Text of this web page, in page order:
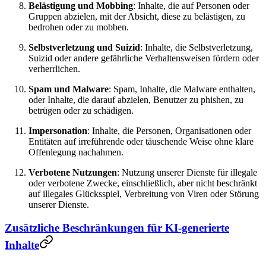
Belästigung und Mobbing: Inhalte, die auf Personen oder
Gruppen abzielen, mit der Absicht, diese zu belästigen, zu
bedrohen oder zu mobben.
Selbstverletzung und Suizid: Inhalte, die Selbstverletzung,
Suizid oder andere gefährliche Verhaltensweisen fördern oder
verherrlichen.
Spam und Malware: Spam, Inhalte, die Malware enthalten,
oder Inhalte, die darauf abzielen, Benutzer zu phishen, zu
betrügen oder zu schädigen.
Impersonation: Inhalte, die Personen, Organisationen oder
Entitäten auf irreführende oder täuschende Weise ohne klare
Offenlegung nachahmen.
Verbotene Nutzungen: Nutzung unserer Dienste für illegale
oder verbotene Zwecke, einschließlich, aber nicht beschränkt
auf illegales Glücksspiel, Verbreitung von Viren oder Störung
unserer Dienste.
Zusätzliche Beschränkungen für KI-generierte
Inhalte